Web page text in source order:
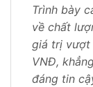
Trình bày
về chất
giá trị vượt
VNĐ,
đáng tin